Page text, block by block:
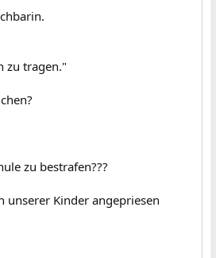
zu tragen."
zu bestrafen???
unserer Kinder angepriesen